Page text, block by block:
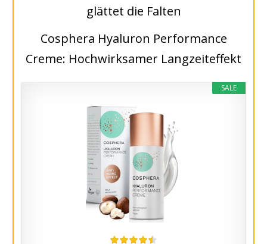
glättet die Falten
​​Cosphera ​Hyaluron Performance
Creme: ​Hochwirksamer Langzeiteffekt
SALE